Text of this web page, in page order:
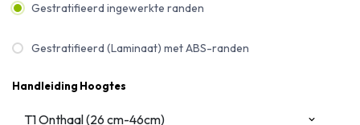
Gestratifieerd ingewerkte randen
Gestratifieerd (Laminaat) met ABS-randen
Handleiding Hoogtes